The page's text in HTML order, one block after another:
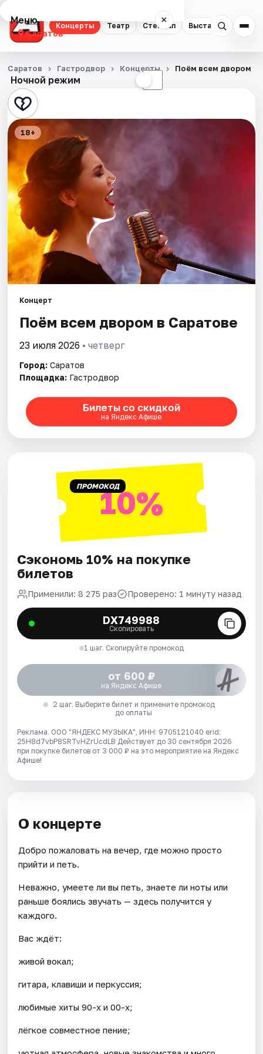
Концерты Театр Стендап Выставки
Меню ×
Саратов
Концерты
Театр
Стендап
Выставки
Квесты
Экскурсии
События
Города
Артисты
Рейтинги
Ночной режим ☾
Саратов Гастродвор Концерты Поём всем двором
18+
Концерт
Поём всем двором в Саратове
23 июля 2026 • четверг
Город: Саратов
Площадка: Гастродвор
Билеты со скидкой
на Яндекс Афише
ПРОМОКОД10%
Сэкономь 10% на покупке
билетов
Применили: 8 275 раз Проверено: 1 минуту назад
DX749988
Скопировать
1 шаг. Скопируйте промокод
от 600 ₽
на Яндекс Афише
2 шаг. Выберите билет и примените промокод
до оплаты
Реклама. ООО "ЯНДЕКС МУЗЫКА", ИНН: 9705121040 erid:
25H8d7vbP8SRTvHZrUcdLB Действует до 30 сентября 2026
при покупке билетов от 3 000 ₽ на это мероприятие на Яндекс
Афише!
О концерте
Добро пожаловать на вечер, где можно просто
прийти и петь.
Неважно, умеете ли вы петь, знаете ли ноты или
раньше боялись звучать — здесь получится у
каждого.
Вас ждёт:
живой вокал;
гитара, клавиши и перкуссия;
любимые хиты 90-х и 00-х;
лёгкое совместное пение;